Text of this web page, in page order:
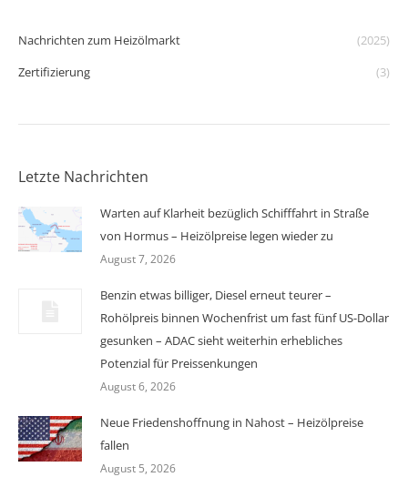
Nachrichten zum Heizölmarkt
(2025)
Zertifizierung
(3)
Letzte Nachrichten
Warten auf Klarheit bezüglich Schifffahrt in Straße
von Hormus – Heizölpreise legen wieder zu
August 7, 2026
Benzin etwas billiger, Diesel erneut teurer –
Rohölpreis binnen Wochenfrist um fast fünf US-Dollar
gesunken – ADAC sieht weiterhin erhebliches
Potenzial für Preissenkungen
August 6, 2026
Neue Friedenshoffnung in Nahost – Heizölpreise
fallen
August 5, 2026